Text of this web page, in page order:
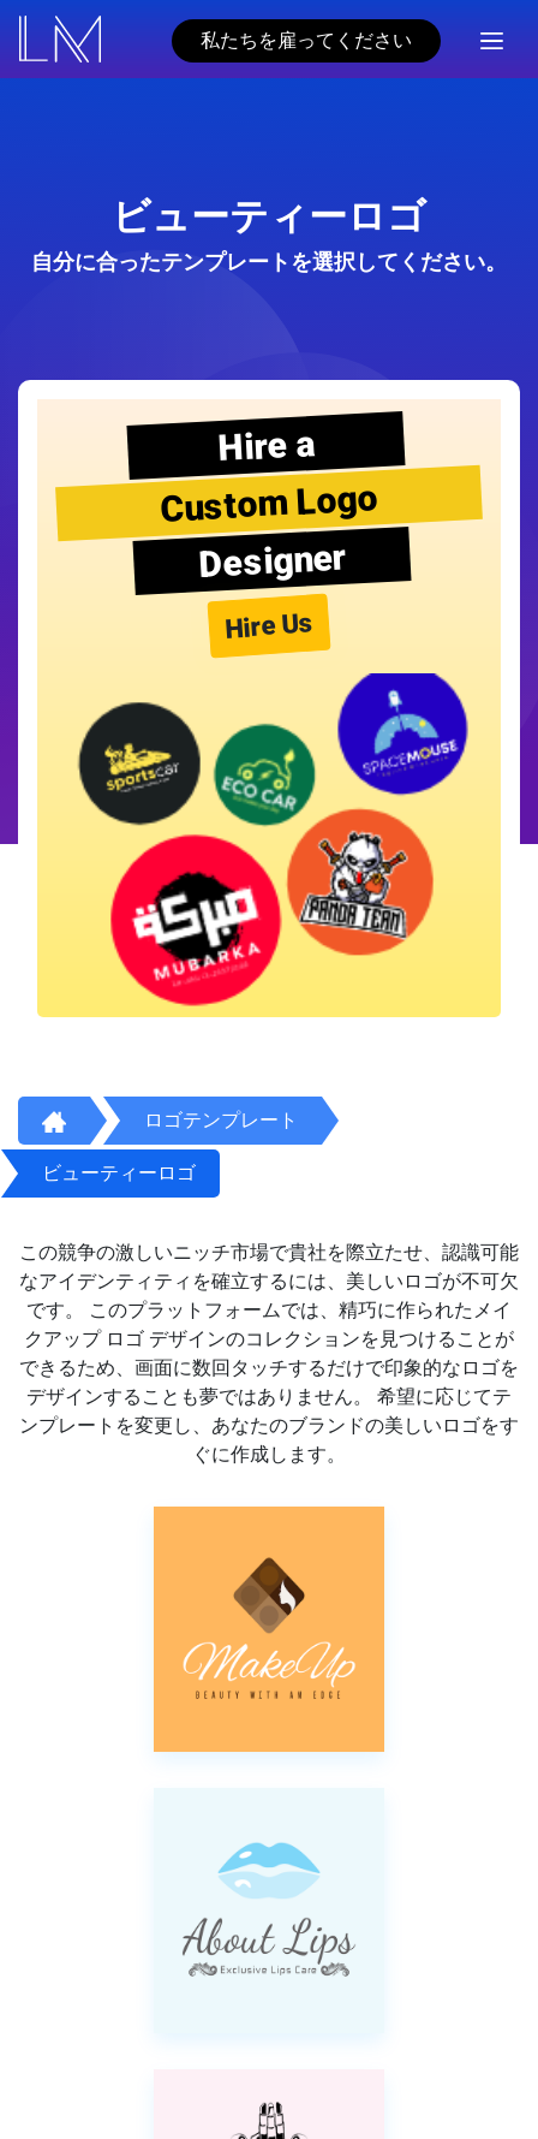
私たちを雇ってください
ビューティーロゴ
自分に合ったテンプレートを選択してください。
Hire a
Custom Logo
Designer
Hire Us
ロゴテンプレート
ビューティーロゴ
この競争の激しいニッチ市場で貴社を際立たせ、認識可能
なアイデンティティを確立するには、美しいロゴが不可欠
です。 このプラットフォームでは、精巧に作られたメイ
クアップ ロゴ デザインのコレクションを見つけることが
できるため、画面に数回タッチするだけで印象的なロゴを
デザインすることも夢ではありません。 希望に応じてテ
ンプレートを変更し、あなたのブランドの美しいロゴをす
ぐに作成します。